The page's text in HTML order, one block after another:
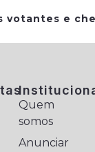
e
Quem
somos
Anunciar